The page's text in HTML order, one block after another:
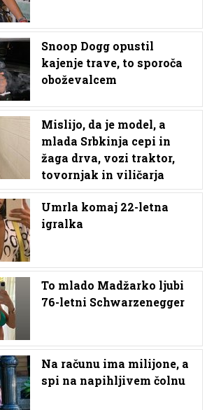
Snoop Dogg opustil
kajenje trave, to sporoča
oboževalcem
Mislijo, da je model, a
mlada Srbkinja cepi in
žaga drva, vozi traktor,
tovornjak in viličarja
Umrla komaj 22-letna
igralka
To mlado Madžarko ljubi
76-letni Schwarzenegger
Na računu ima milijone, a
spi na napihljivem čolnu